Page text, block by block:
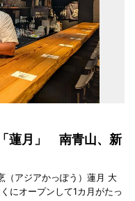
蓮月」 南青山、新
（アジアかっぽう）蓮月 大
にオープンして1カ月がたっ